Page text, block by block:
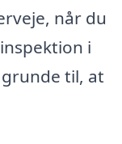
når du
i
til, at